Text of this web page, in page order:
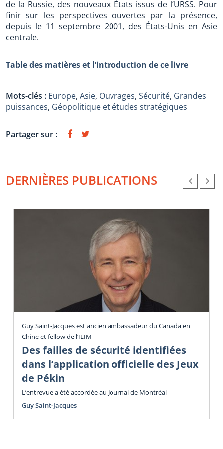
de la Russie, des nouveaux États issus de l’URSS. Pour
finir sur les perspectives ouvertes par la présence,
depuis le 11 septembre 2001, des États-Unis en Asie
centrale.
Table des matières et l’introduction de ce livre
Mots-clés : Europe, Asie, Ouvrages, Sécurité, Grandes
puissances, Géopolitique et études stratégiques
Partager sur :
DERNIÈRES PUBLICATIONS
Guy Saint-Jacques est ancien ambassadeur du Canada en
Chine et fellow de l’IEIM
Des failles de sécurité identifiées
dans l’application officielle des Jeux
de Pékin
L’entrevue a été accordée au Journal de Montréal
Guy Saint-Jacques